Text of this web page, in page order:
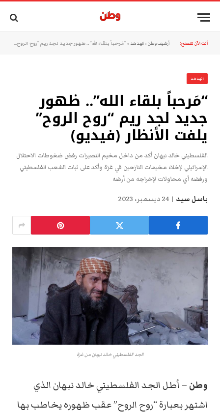
أنت الآن تتصفح: أرشيف وطن »الهدهد »“مَرحباً بلقاء الله”.. ظهور جديد لجد ريم “روح الروح” يلفت الأنظار (فيديو)
الهدهد
“مَرحباً بلقاء الله”.. ظهور
جديد لجد ريم “روح الروح”
يلفت الأنظار (فيديو)
الفلسطيني خالد نبهان أكد من داخل مخيم النصيرات رفض ضغوطات الاحتلال
الإسرائيلي لإخلاء مخيمات النازحين في غزة وأكد على ثبات الشعب الفلسطيني
ورفضه أي محاولات لإخراجه من أرضه
باسل سيد 24 ديسمبر، 2023
الجد الفلسطيني خالد نبهان من غزة
وطن – أطل الجد الفلسطيني خالد نبهان الذي
اشتهر بعبارة “روح الروح” عقب ظهوره يخاطب بها